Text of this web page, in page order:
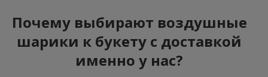
Почему выбирают воздушные
шарики к букету с доставкой
именно у нас?